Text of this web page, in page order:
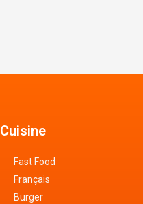
Cuisine
Fast Food
Français
Burger